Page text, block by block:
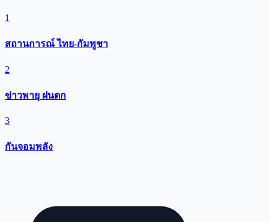
1
สถานการณ์ ไทย-กัมพูชา
2
ข่าวพายุ ฝนตก
3
กันจอมพลัง